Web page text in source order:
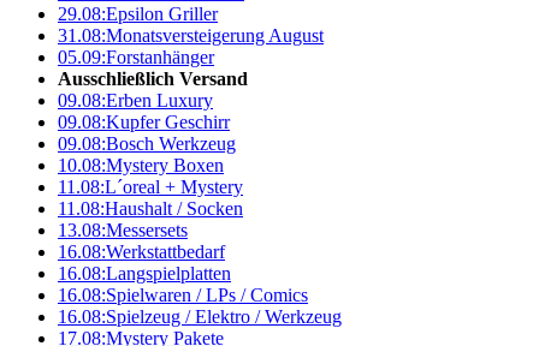
29.08:Epsilon Griller
31.08:Monatsversteigerung August
05.09:Forstanhänger
Ausschließlich Versand
09.08:Erben Luxury
09.08:Kupfer Geschirr
09.08:Bosch Werkzeug
10.08:Mystery Boxen
11.08:L´oreal + Mystery
11.08:Haushalt / Socken
13.08:Messersets
16.08:Werkstattbedarf
16.08:Langspielplatten
16.08:Spielwaren / LPs / Comics
16.08:Spielzeug / Elektro / Werkzeug
17.08:Mystery Pakete